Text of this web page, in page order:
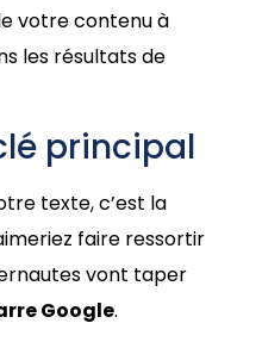
votre contenu à
les résultats de
principal
texte, c’est la
faire ressortir
vont taper
Google.